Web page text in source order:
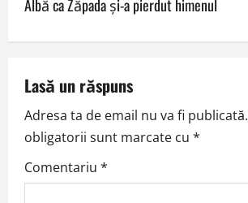
t
n
a
v
i
g
Albă ca Zăpada şi-a pierdut himenul
Lasă un răspuns
Adresa ta de email nu va fi publicată.
obligatorii sunt marcate cu *
Comentariu *